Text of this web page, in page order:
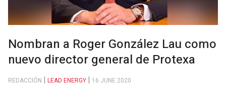
Nombran a Roger González Lau como
nuevo director general de Protexa
REDACCIÓN LEAD ENERGY 16 JUNE 2020